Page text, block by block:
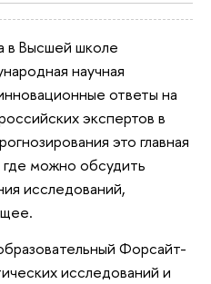
в Высшей школе
научная
ответы на
экспертов в
это главная
можно обсудить
исследований,
Форсайт-
исследований и